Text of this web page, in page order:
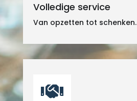
Volledige service
Van opzetten tot schenken.
